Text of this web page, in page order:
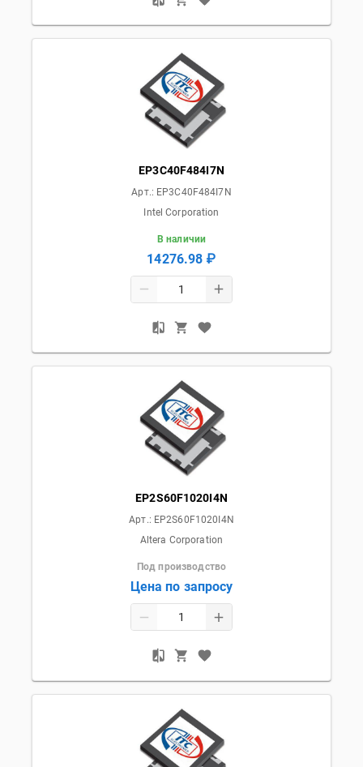
EP3C40F484I7N
Арт.: EP3C40F484I7N
Intel Corporation
В наличии
14276.98 ₽
EP2S60F1020I4N
Арт.: EP2S60F1020I4N
Altera Corporation
Под производство
Цена по запросу